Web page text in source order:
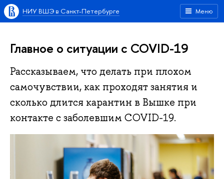
Меню
НИУ ВШЭ в Санкт-Петербурге
Главное о ситуации с COVID-19
Рассказываем, что делать при плохом
самочувствии, как проходят занятия и
сколько длится карантин в Вышке при
контакте с заболевшим COVID-19.